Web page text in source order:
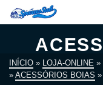
INÍCIO » LOJA-ONLINE »
» ACESSÓRIOS BOIAS »